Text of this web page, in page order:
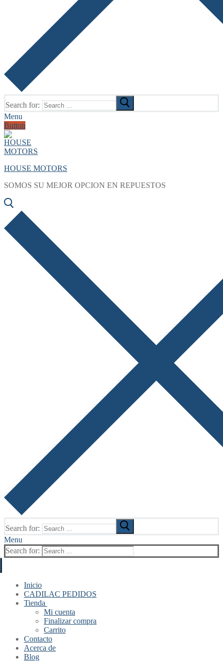
Search for:
Menu
Button
HOUSE MOTORS
SOMOS SU MEJOR OPCION EN REPUESTOS
Search for:
Menu
Search for:
Inicio
CADILAC PEDIDOS
Tienda
Mi cuenta
Finalizar compra
Carrito
Contacto
Acerca de
Blog